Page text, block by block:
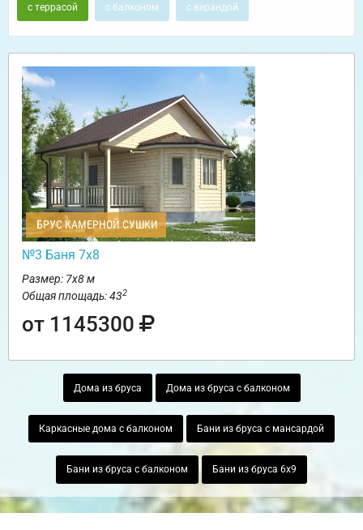
с террасой с балконом с верандой
БРУС КАМЕРНОЙ СУШКИ
№3 Баня 7х8
Размер: 7х8 м
Общая площадь: 432
от 1145300
Дома из бруса Дома из бруса с балконом
Каркасные дома с балконом Бани из бруса с мансардой
Бани из бруса с балконом Бани из бруса 6х9